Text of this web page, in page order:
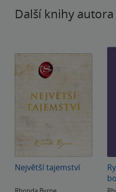
Další knihy autora
Největší tajemství